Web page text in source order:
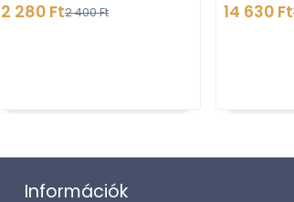
2 280 Ft2 400 Ft 14 630 Ft
Információk